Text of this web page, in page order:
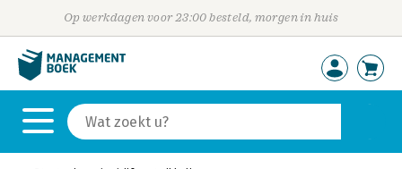
Op werkdagen voor 23:00 besteld, morgen in huis